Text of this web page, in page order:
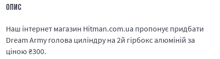
ОПИС
Наш інтернет магазин Hitman.com.ua пропонує придбати
Dream Army голова циліндру на 2й гірбокс алюміній за
ціною ₴300.